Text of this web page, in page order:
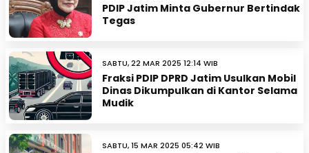
PDIP Jatim Minta Gubernur Bertindak
Tegas
SABTU, 22 MAR 2025 12:14 WIB
Fraksi PDIP DPRD Jatim Usulkan Mobil
Dinas Dikumpulkan di Kantor Selama
Mudik
SABTU, 15 MAR 2025 05:42 WIB